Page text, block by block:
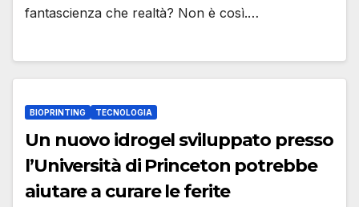
fantascienza che realtà? Non è così.…
BIOPRINTING TECNOLOGIA
Un nuovo idrogel sviluppato presso
l’Università di Princeton potrebbe
aiutare a curare le ferite